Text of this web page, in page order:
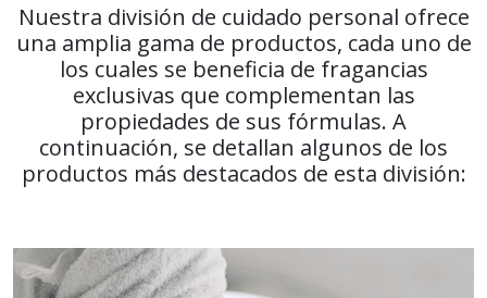
Nuestra división de cuidado personal ofrece
una amplia gama de productos, cada uno de
los cuales se beneficia de fragancias
exclusivas que complementan las
propiedades de sus fórmulas. A
continuación, se detallan algunos de los
productos más destacados de esta división: